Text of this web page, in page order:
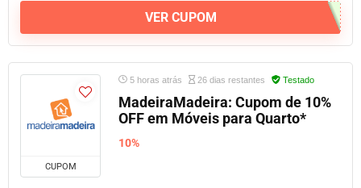
VER CUPOM
CUPOM
5 horas atrás 26 dias restantes Testado
MadeiraMadeira: Cupom de 10%
OFF em Móveis para Quarto*
10%